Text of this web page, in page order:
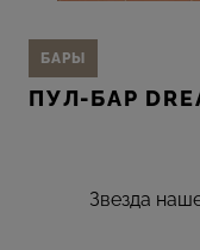
БАРЫ
ПУЛ-БАР
Звезда